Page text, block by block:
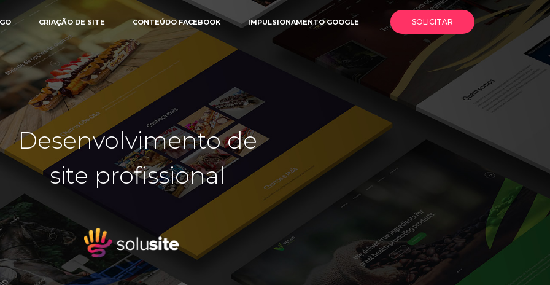
CRIAÇÃO DE SITE CONTEÚDO FACEBOOK IMPULSIONAMENTO GOOGLE SOLICITAR
Desenvolvimento de
site profissional